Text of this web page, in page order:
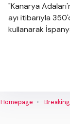
"Kanarya
ayı itibarıyla
kullanarak
Homepage